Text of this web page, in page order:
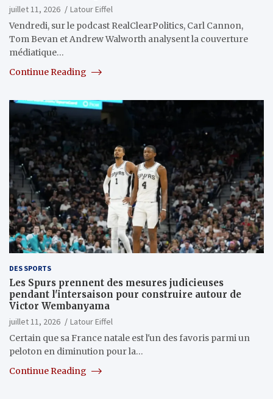
juillet 11, 2026
Latour Eiffel
Vendredi, sur le podcast RealClearPolitics, Carl Cannon,
Tom Bevan et Andrew Walworth analysent la couverture
médiatique…
Continue Reading
DES SPORTS
Les Spurs prennent des mesures judicieuses
pendant l'intersaison pour construire autour de
Victor Wembanyama
juillet 11, 2026
Latour Eiffel
Certain que sa France natale est l'un des favoris parmi un
peloton en diminution pour la…
Continue Reading